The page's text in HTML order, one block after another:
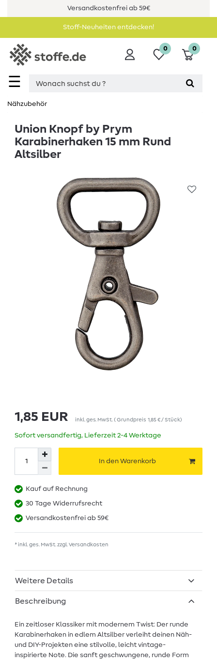
Versandkostenfrei ab 59€
Stoff-Neuheiten entdecken!
☰
0 0
Nähzubehör
Union Knopf by Prym
Karabinerhaken 15 mm Rund
Altsilber
1,85 EUR inkl. ges. MwSt.( Grundpreis 1,85 € / Stück)
Sofort versandfertig, Lieferzeit 2-4 Werktage
In den Warenkorb
Kauf auf Rechnung
30 Tage Widerrufsrecht
Versandkostenfrei ab 59€
* inkl. ges. MwSt. zzgl.Versandkosten
Weitere Details
Beschreibung
Ein zeitloser Klassiker mit modernem Twist: Der runde
Karabinerhaken in edlem Altsilber verleiht deinen Näh-
und DIY-Projekten eine stilvolle, leicht vintage-
inspirierte Note. Die sanft geschwungene, runde Form